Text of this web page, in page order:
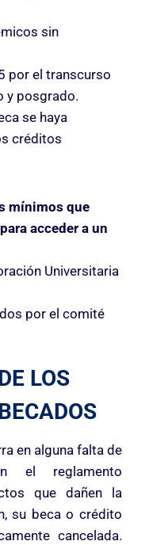
sin
por el transcurso
y posgrado.
se haya
créditos
mínimos que
acceder a un
Universitaria
por el comité
LOS
en alguna falta de
el reglamento
que dañen la
su beca o crédito
cancelada.